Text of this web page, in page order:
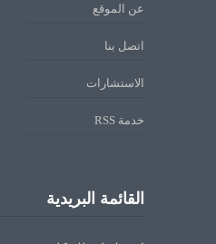
عن الموقع
اتصل بنا
الاستشارات
خدمة RSS
القائمة البريدية